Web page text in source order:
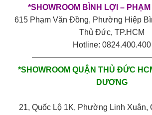
*SHOWROOM BÌNH LỢI –
615 Phạm Văn Đồng, Phường Hiệp
Thủ Đức, TP.HCM
Hotline: 0824.400.400
*SHOWROOM QUẬN THỦ ĐỨC
DƯƠNG
21, Quốc Lộ 1K, Phường Linh Xuân,